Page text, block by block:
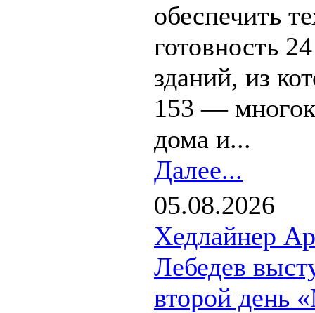
обеспечить
готовность
зданий, из
153 —
дома и...
Далее...
05.08.2026
Хедлайнер
Лебедев
второй день